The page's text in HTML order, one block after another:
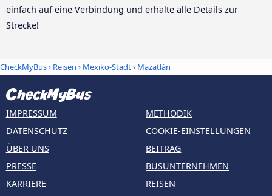
einfach auf eine Verbindung und erhalte alle Details zur
Strecke!
CheckMyBus› Reisen › Mexiko-Stadt› Mazatlán
IMPRESSUM
DATENSCHUTZ
ÜBER UNS
PRESSE
KARRIERE
METHODIK
COOKIE-EINSTELLUNGEN
BEITRAG
BUSUNTERNEHMEN
REISEN